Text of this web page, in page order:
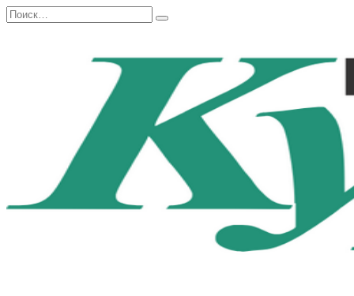
Перейти
к
Search
for: